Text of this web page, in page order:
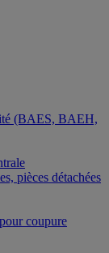
(BAES, BAEH,
pièces détachées
coupure